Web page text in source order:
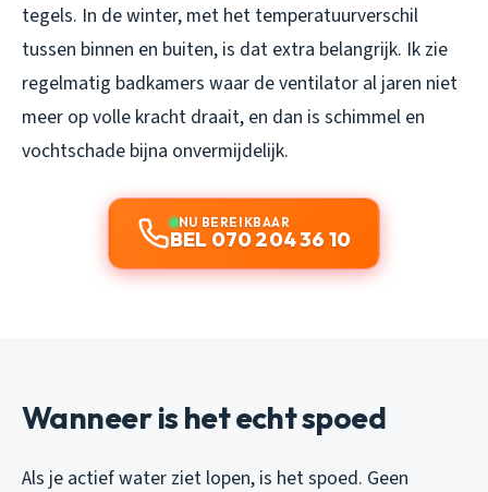
tegels. In de winter, met het temperatuurverschil
tussen binnen en buiten, is dat extra belangrijk. Ik zie
regelmatig badkamers waar de ventilator al jaren niet
meer op volle kracht draait, en dan is schimmel en
vochtschade bijna onvermijdelijk.
NU BEREIKBAAR
BEL 070 204 36 10
Wanneer is het echt spoed
Als je actief water ziet lopen, is het spoed. Geen